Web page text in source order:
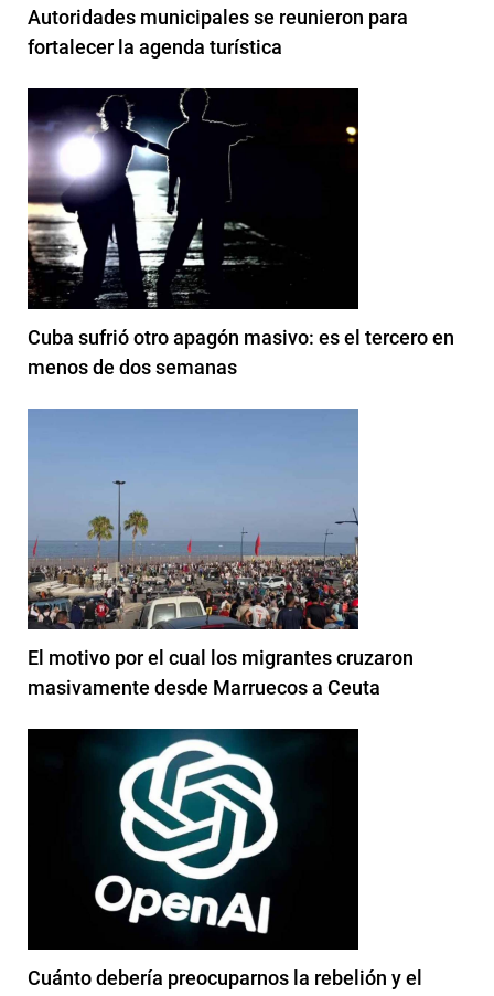
Autoridades municipales se reunieron para
fortalecer la agenda turística
Cuba sufrió otro apagón masivo: es el tercero en
menos de dos semanas
El motivo por el cual los migrantes cruzaron
masivamente desde Marruecos a Ceuta
Cuánto debería preocuparnos la rebelión y el